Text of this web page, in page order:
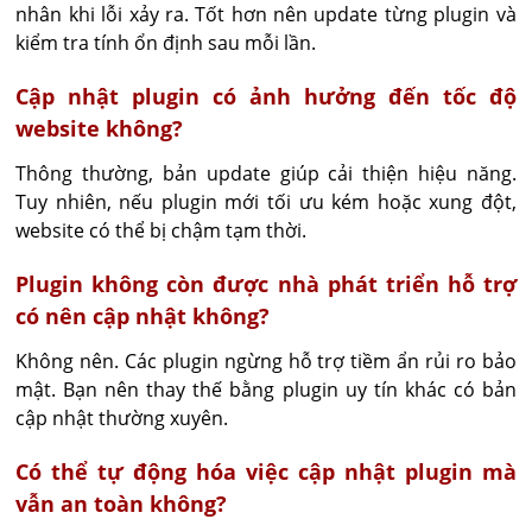
nhân khi lỗi xảy ra. Tốt hơn nên update từng plugin và
kiểm tra tính ổn định sau mỗi lần.
Cập nhật plugin có ảnh hưởng đến tốc độ
website không?
Thông thường, bản update giúp cải thiện hiệu năng.
Tuy nhiên, nếu plugin mới tối ưu kém hoặc xung đột,
website có thể bị chậm tạm thời.
Plugin không còn được nhà phát triển hỗ trợ
có nên cập nhật không?
Không nên. Các plugin ngừng hỗ trợ tiềm ẩn rủi ro bảo
mật. Bạn nên thay thế bằng plugin uy tín khác có bản
cập nhật thường xuyên.
Có thể tự động hóa việc cập nhật plugin mà
vẫn an toàn không?